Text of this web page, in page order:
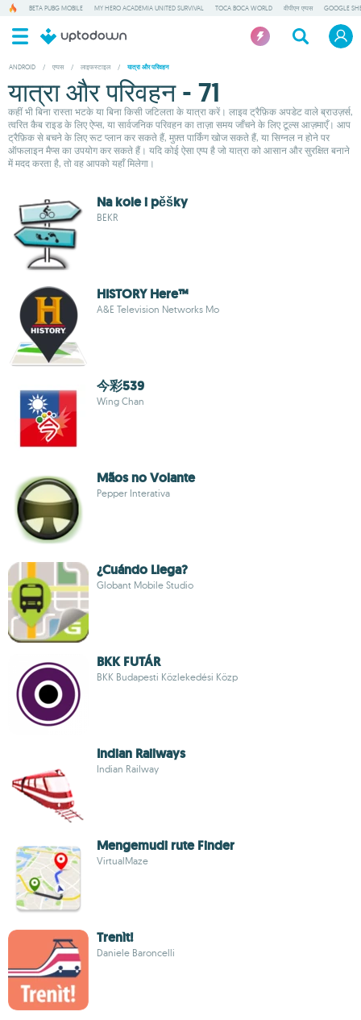
BETA PUBG MOBILE MY HERO ACADEMIA UNITED SURVIVAL TOCA BOCA WORLD वीपीएन एप्पस GOOGLE
ANDROID / एप्पस / लाइफस्टाइल / यात्रा और परिवहन
यात्रा और परिवहन - 71
कहीं भी बिना रास्ता भटके या बिना किसी जटिलता के यात्रा करें। लाइव ट्रैफ़िक अपडेट वाले ब्राउज़र्स,
त्वरित कैब राइड के लिए ऐप्स, या सार्वजनिक परिवहन का ताज़ा समय जाँचने के लिए टूल्स आज़माएँ। आप
ट्रैफ़िक से बचने के लिए रूट प्लान कर सकते हैं, मुफ़्त पार्किंग खोज सकते हैं, या सिग्नल न होने पर
ऑफलाइन मैप्स का उपयोग कर सकते हैं। यदि कोई ऐसा एप्प है जो यात्रा को आसान और सुरक्षित बनाने
में मदद करता है, तो वह आपको यहाँ मिलेगा।
Na kole i pěšky
BEKR
HISTORY Here™
A&E Television Networks Mo
今彩539
Wing Chan
Mãos no Volante
Pepper Interativa
¿Cuándo Llega?
Globant Mobile Studio
BKK FUTÁR
BKK Budapesti Közlekedési Közp
Indian Railways
Indian Railway
Mengemudi rute Finder
VirtualMaze
Trenìt!
Daniele Baroncelli